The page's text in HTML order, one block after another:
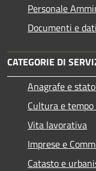
Personale
Documenti e dati
CATEGORIE DI
Anagrafe e
Cultura e
Vita lavorativa
Imprese e
Catasto e